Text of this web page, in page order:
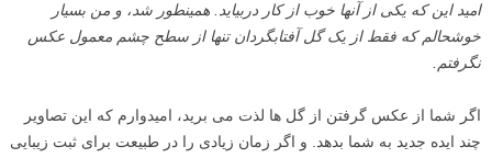
امید این که یکی از آنها خوب از کار دربیاید. همینطور شد، و من بسیار
خوشحالم که فقط از یک گل آفتابگردان تنها از سطح چشم معمول عکس
نگرفتم.
اگر شما از عکس گرفتن از گل ها لذت می برید، امیدوارم که این تصاویر
چند ایده جدید به شما بدهد. و اگر زمان زیادی را در طبیعت برای ثبت زیبایی